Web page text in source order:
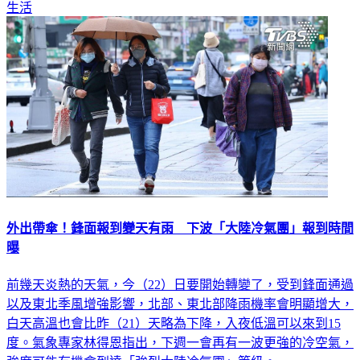
生活
外出帶傘！鋒面報到變天有雨 下波「大陸冷氣團」報到時間
曝
前幾天炎熱的天氣，今（22）日要開始轉變了，受到鋒面通過
以及東北季風增強影響，北部、東北部降雨機率會明顯增大，
白天高溫也會比昨（21）天略為下降，入夜低溫可以來到15
度。氣象專家林得恩指出，下週一會再有一波更強的冷空氣，